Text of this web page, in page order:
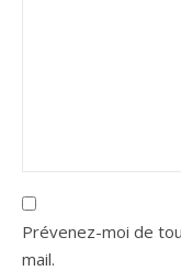
Prévenez-moi de
mail.